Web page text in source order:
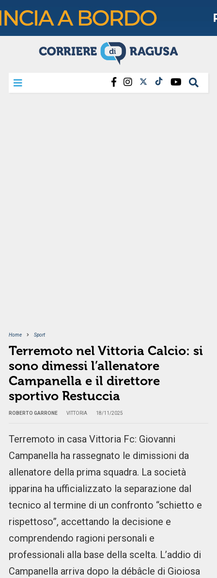
Home Sport
Terremoto nel Vittoria Calcio: si
sono dimessi l’allenatore
Campanella e il direttore
sportivo Restuccia
ROBERTO GARRONE VITTORIA 18/11/2025
Terremoto in casa Vittoria Fc: Giovanni
Campanella ha rassegnato le dimissioni da
allenatore della prima squadra. La società
ipparina ha ufficializzato la separazione dal
tecnico al termine di un confronto “schietto e
rispettoso”, accettando la decisione e
comprendendo ragioni personali e
professionali alla base della scelta. L’addio di
Campanella arriva dopo la débâcle di Gioiosa